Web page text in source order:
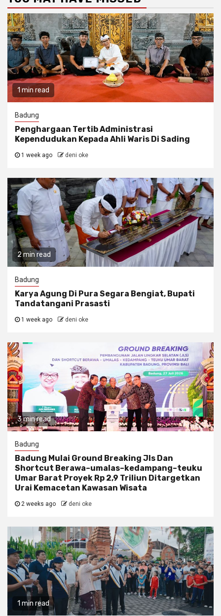
1 min read
Badung
Penghargaan Tertib Administrasi
Kependudukan Kepada Ahli Waris Di Sading
1 week ago deni oke
2 min read
Badung
Karya Agung Di Pura Segara Bengiat, Bupati
Tandatangani Prasasti
1 week ago deni oke
3 min read
Badung
Badung Mulai Ground Breaking Jls Dan
Shortcut Berawa–umalas–kedampang–teuku
Umar Barat Proyek Rp 2,9 Triliun Ditargetkan
Urai Kemacetan Kawasan Wisata
2 weeks ago deni oke
1 min read